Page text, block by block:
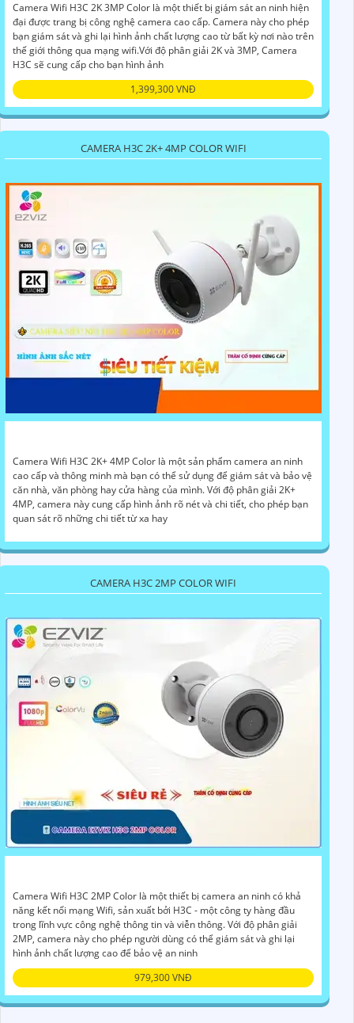
Camera Wifi H3C 2K 3MP Color là một thiết bị giám sát an ninh hiện
đại được trang bị công nghệ camera cao cấp. Camera này cho phép
bạn giám sát và ghi lại hình ảnh chất lượng cao từ bất kỳ nơi nào trên
thế giới thông qua mạng wifi.Với độ phân giải 2K và 3MP, Camera
H3C sẽ cung cấp cho bạn hình ảnh
1,399,300 VNĐ
CAMERA H3C 2K+ 4MP COLOR WIFI
Camera Wifi H3C 2K+ 4MP Color là một sản phẩm camera an ninh
cao cấp và thông minh mà bạn có thể sử dụng để giám sát và bảo vệ
căn nhà, văn phòng hay cửa hàng của mình. Với độ phân giải 2K+
4MP, camera này cung cấp hình ảnh rõ nét và chi tiết, cho phép bạn
quan sát rõ những chi tiết từ xa hay
CAMERA H3C 2MP COLOR WIFI
Camera Wifi H3C 2MP Color là một thiết bị camera an ninh có khả
năng kết nối mạng Wifi, sản xuất bởi H3C - một công ty hàng đầu
trong lĩnh vực công nghệ thông tin và viễn thông. Với độ phân giải
2MP, camera này cho phép người dùng có thể giám sát và ghi lại
hình ảnh chất lượng cao để bảo vệ an ninh
979,300 VNĐ